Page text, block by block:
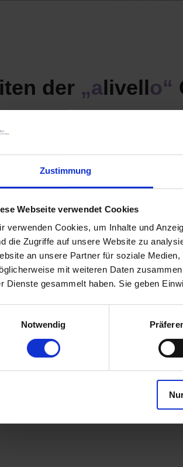
Zustimmung
Webseite verwendet Cookies
verwenden Cookies, um Inhalte und
die Zugriffe auf unsere Website zu
an unsere Partner für soziale
mit weiteren Daten
Dienste gesammelt haben. Sie geben
Notwendig
der „alivello“
halten wir Sie stets auf dem
Sie mit den neuesten
Kampagnen für
Channel-Kampagnen für
Sie Ihre B2B-Leadgenerierung
Leadgenerierung in
B2B-Leadgenerierung in
und Praxis-Beispiele für Ihren